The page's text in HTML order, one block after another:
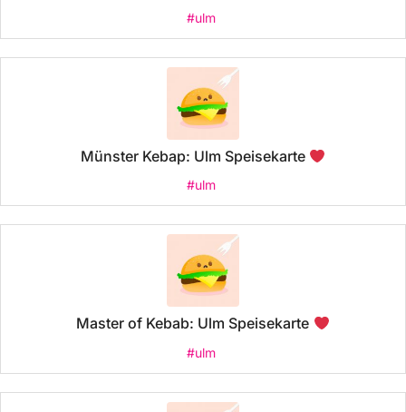
#ulm
Münster Kebap: Ulm Speisekarte
#ulm
Master of Kebab: Ulm Speisekarte
#ulm